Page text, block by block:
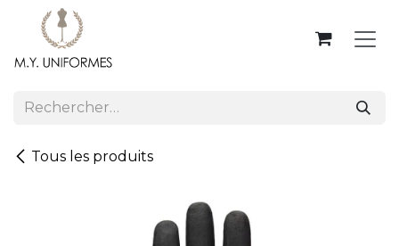
Se rendre au contenu
Tous les produits